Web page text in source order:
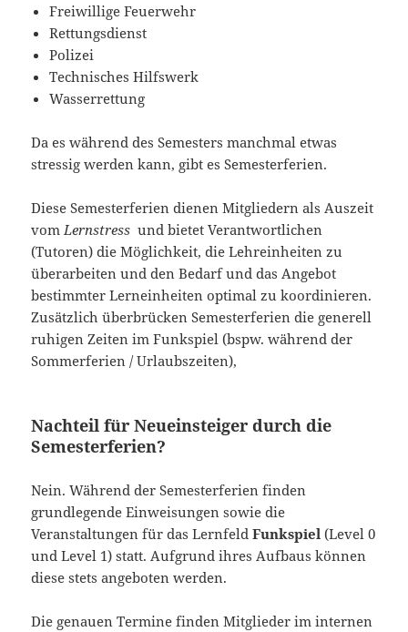
Freiwillige Feuerwehr
Rettungsdienst
Polizei
Technisches Hilfswerk
Wasserrettung
Da es während des Semesters manchmal etwas
stressig werden kann, gibt es Semesterferien.
Diese Semesterferien dienen Mitgliedern als Auszeit
vomLernstressund bietet Verantwortlichen
(Tutoren) die Möglichkeit, die Lehreinheiten zu
überarbeiten und den Bedarf und das Angebot
bestimmter Lerneinheiten optimal zu koordinieren.
Zusätzlich überbrücken Semesterferien die generell
ruhigen Zeiten im Funkspiel (bspw. während der
Sommerferien / Urlaubszeiten),
Nachteil für Neueinsteiger durch die
Semesterferien?
Nein. Während der Semesterferien finden
grundlegende Einweisungen sowie die
Veranstaltungen für das LernfeldFunkspiel (Level 0
und Level 1) statt. Aufgrund ihres Aufbaus können
diese stets angeboten werden.
Die genauen Termine finden Mitglieder im internen